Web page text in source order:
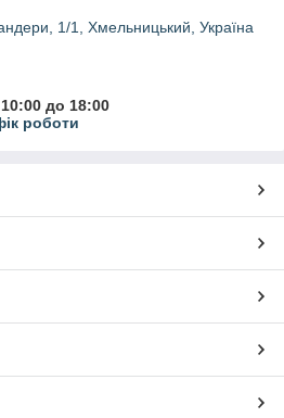
1/1, Хмельницький, Україна
до 18:00
роботи